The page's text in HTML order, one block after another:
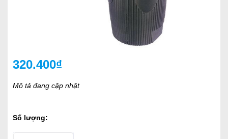
320.400₫
Mô tả đang cập nhật
Số lượng: